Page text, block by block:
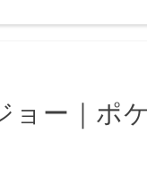
ョー｜ポ